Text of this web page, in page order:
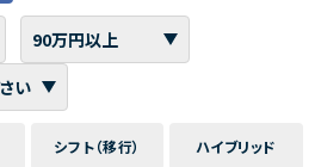
シフト（移行） ハイブリッド